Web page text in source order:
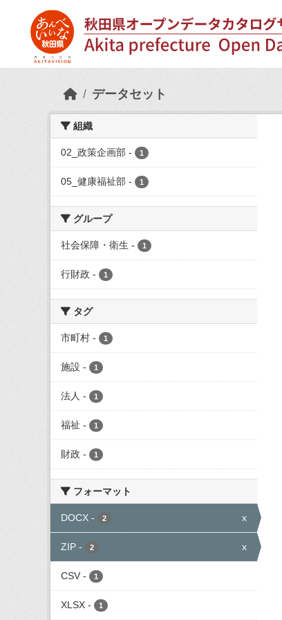
データセット
組織
02_政策企画部 - 1
05_健康福祉部 - 1
グループ
社会保障・衛生 - 1
行財政 - 1
タグ
市町村 - 1
施設 - 1
法人 - 1
福祉 - 1
財政 - 1
フォーマット
DOCX - 2 x
ZIP - 2 x
CSV - 1
XLSX - 1